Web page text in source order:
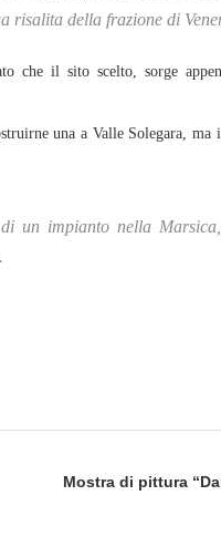
risalita della frazione di
che il sito scelto, sorge
una a Valle Solegara,
un impianto nella
Mostra di pittura